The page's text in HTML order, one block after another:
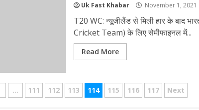
Uk Fast Khabar November 1, 2021
T20 WC: न्यूजीलैंड से मिली हार के बाद
Cricket Team) के लिए सेमीफाइनल में...
Read More
… 111 112 113 114 115 116 117 Next